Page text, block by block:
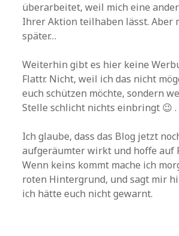
überarbeitet, weil mich eine
Ihrer Aktion teilhaben lässt. Aber
später…
Weiterhin gibt es hier keine
Flattr. Nicht, weil ich das nicht
euch schützen möchte, sondern
Stelle schlicht nichts einbringt 😉 .
Ich glaube, dass das Blog jetzt
aufgeräumter wirkt und hoffe auf
Wenn keins kommt mache ich
roten Hintergrund, und sagt mir
ich hätte euch nicht gewarnt.